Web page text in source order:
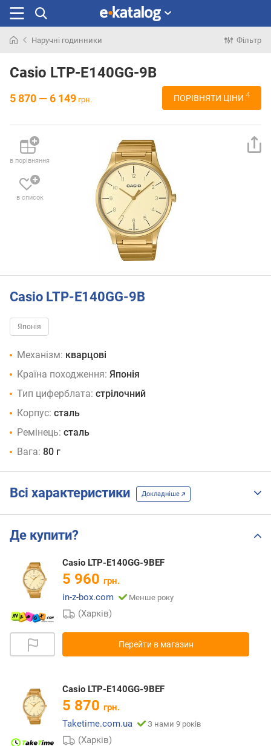
раніше
Наручні годинники Фільтр
Casio LTP-E140GG-9B
5 870 — 6 149 грн. ПОРІВНЯТИ ЦІНИ 4
в порівняння
в список
Casio LTP-E140GG-9B
Японія
Механізм: кварцові
Країна походження: Японія
Тип циферблата: стрілочний
Корпус: сталь
Ремінець: сталь
Вага: 80 г
Всі характеристики Докладніше
Де купити?
Casio LTP-E140GG-9BEF
5 960 грн.
in-z-box.com
Менше року
(Харків)
Перейти в магазин
Casio LTP-E140GG-9BEF
5 870 грн.
Taketime.com.ua
З нами 9 років
(Харків)